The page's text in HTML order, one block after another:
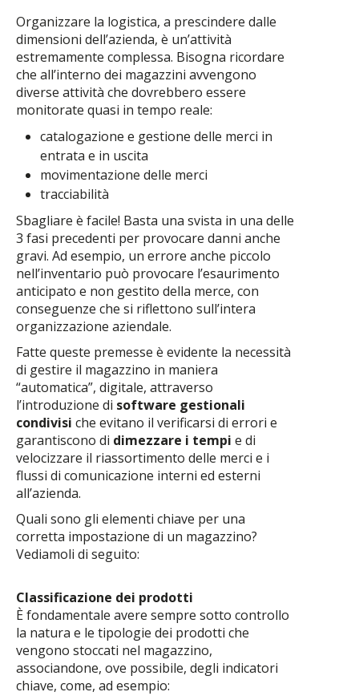
Organizzare la logistica, a prescindere dalle
dimensioni dell’azienda, è un’attività
estremamente complessa. Bisogna ricordare
che all’interno dei magazzini avvengono
diverse attività che dovrebbero essere
monitorate quasi in tempo reale:
catalogazione e gestione delle merci in
entrata e in uscita
movimentazione delle merci
tracciabilità
Sbagliare è facile! Basta una svista in una delle
3 fasi precedenti per provocare danni anche
gravi. Ad esempio, un errore anche piccolo
nell’inventario può provocare l’esaurimento
anticipato e non gestito della merce, con
conseguenze che si riflettono sull’intera
organizzazione aziendale.
Fatte queste premesse è evidente la necessità
di gestire il magazzino in maniera
“automatica”, digitale, attraverso
l’introduzione di software gestionali
condivisi che evitano il verificarsi di errori e
garantiscono di dimezzare i tempi e di
velocizzare il riassortimento delle merci e i
flussi di comunicazione interni ed esterni
all’azienda.
Quali sono gli elementi chiave per una
corretta impostazione di un magazzino?
Vediamoli di seguito:
Classificazione dei prodotti
È fondamentale avere sempre sotto controllo
la natura e le tipologie dei prodotti che
vengono stoccati nel magazzino,
associandone, ove possibile, degli indicatori
chiave, come, ad esempio: